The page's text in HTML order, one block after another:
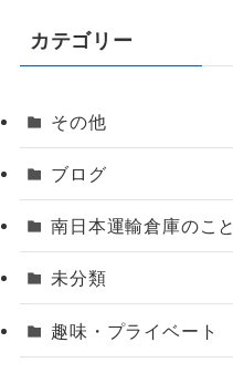
カテゴリー
その他
ブログ
南日本運輸倉庫のこと
未分類
趣味・プライベート